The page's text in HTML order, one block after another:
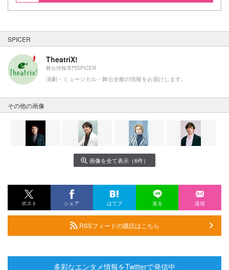
SPICER
TheatriX!
舞台情報専門SPICER
演劇・ミュージカル・舞台全般の情報をお届けします。
その他の画像
画像を全て表示（6件）
ポスト シェア はてブ 送る 送信
RSSフィードの購読はこちら
多彩なエンタメ情報をTwitterで発信中